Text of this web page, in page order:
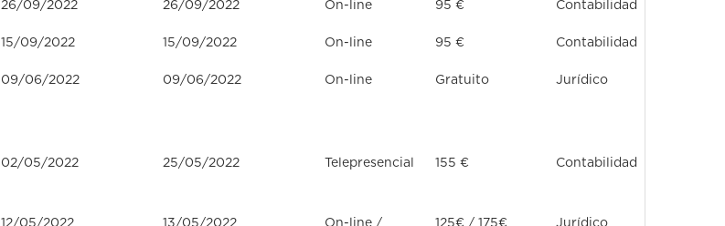
26/09/2022 26/09/2022 On-line 95 € Contabilidad
15/09/2022 15/09/2022 On-line 95 € Contabilidad
09/06/2022 09/06/2022 On-line Gratuito Jurídico
02/05/2022 25/05/2022 Telepresencial 155 € Contabilidad
12/05/2022 13/05/2022 On-line / 125€ / 175€ Jurídico